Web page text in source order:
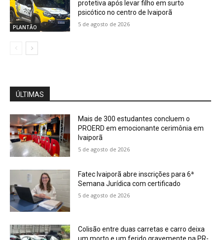
PLANTÃO
protetiva após levar filho em surto
psicótico no centro de Ivaiporã
5 de agosto de 2026
ÚLTIMAS
Mais de 300 estudantes concluem o
PROERD em emocionante cerimônia em
Ivaiporã
5 de agosto de 2026
Fatec Ivaiporã abre inscrições para 6ª
Semana Jurídica com certificado
5 de agosto de 2026
Colisão entre duas carretas e carro deixa